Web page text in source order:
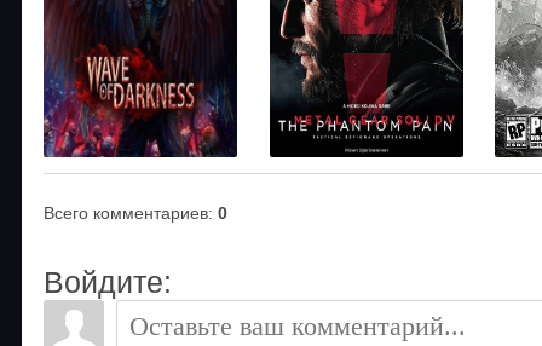
Всего комментариев: 0
Войдите: